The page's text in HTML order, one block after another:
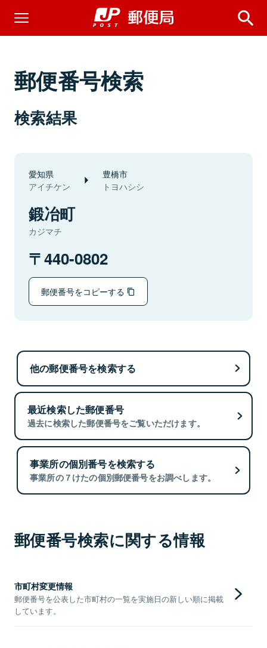
郵便番号検索
検索結果
愛知県
アイチケン
豊橋市
トヨハシシ
鍛冶町
カジマチ
440-0802
郵便番号をコピーする
他の郵便番号を検索する
最近検索した郵便番号
過去に検索した郵便番号をご覧いただけます。
事業所の個別番号を検索する
事業所の７けたの個別郵便番号をお調べします。
郵便番号検索に関する情報
市町村変更情報
郵便番号を公表した市町村の一覧を実施日の新しい順に掲載
しています。